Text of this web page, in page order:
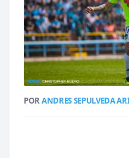
PORANDRES SEPULVEDA